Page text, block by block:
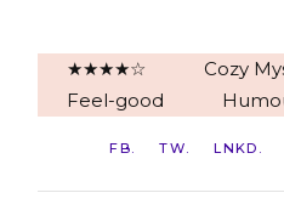
★★★★☆ Cozy
Feel-good
FB TW LNKD